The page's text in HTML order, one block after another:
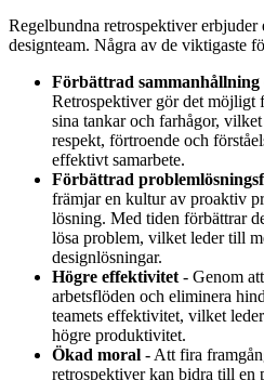
Regelbundna retrospektiver
designteam. Några av de viktigaste
Förbättrad sammanhållning
Retrospektiver gör det möjligt
sina tankar och farhågor,
respekt, förtroende och
effektivt samarbete.
Förbättrad
främjar en kultur av proaktiv
lösning. Med tiden förbättrar
lösa problem, vilket leder till
designlösningar.
Högre effektivitet- Genom
arbetsflöden och eliminera
teamets effektivitet, vilket
högre produktivitet.
Ökad moral - Att fira
retrospektiver kan bidra till en